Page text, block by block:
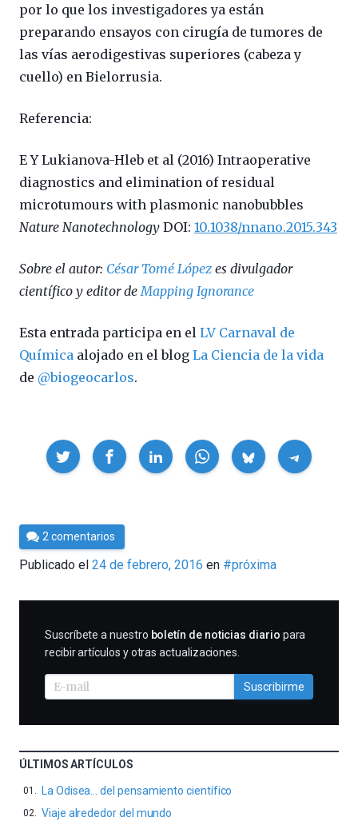
por lo que los investigadores ya están
preparando ensayos con cirugía de tumores de
las vías aerodigestivas superiores (cabeza y
cuello) en Bielorrusia.
Referencia:
E Y Lukianova-Hleb et al (2016) Intraoperative
diagnostics and elimination of residual
microtumours with plasmonic nanobubbles
Nature Nanotechnology DOI: 10.1038/nnano.2015.343
Sobre el autor: César Tomé López es divulgador
científico y editor de Mapping Ignorance
Esta entrada participa en el LV Carnaval de
Química alojado en el blog La Ciencia de la vida
de @biogeocarlos.
Compartir
Por
César
Tomé
2 comentarios
Publicado el 24 de febrero, 2016 en #próxima
SUSCRIBIRME
Suscríbete a nuestro boletín de noticias diario para
recibir artículos y otras actualizaciones.
Suscribirme
ÚLTIMOS ARTÍCULOS
La Odisea… del pensamiento científico
Viaje alrededor del mundo